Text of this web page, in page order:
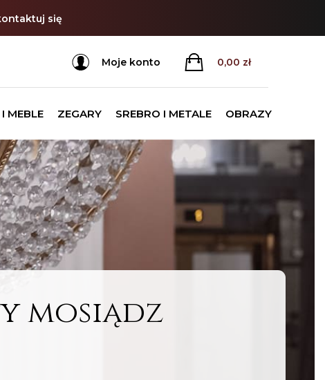
się
Moje konto 0,00 zł
MEBLE ZEGARY SREBRO I METALE OBRAZY
mosiądz